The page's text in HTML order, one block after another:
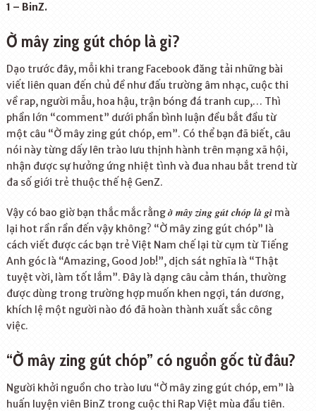
1 – BinZ.
Ờ mây zing gút chóp là gì?
Dạo trước đây, mỗi khi trang Facebook đăng tải những bài
viết liên quan đến chủ đề như đấu trường âm nhạc, cuộc thi
về rap, người mẫu, hoa hậu, trận bóng đá tranh cup,… Thì
phần lớn “comment” dưới phần bình luận đều bắt đầu từ
một câu “Ờ mây zing gút chóp, em”. Có thể bạn đã biết, câu
nói này từng dấy lên trào lưu thịnh hành trên mạng xã hội,
nhận được sự hưởng ứng nhiệt tình và đua nhau bắt trend từ
đa số giới trẻ thuộc thế hệ GenZ.
Vậy có bao giờ bạn thắc mắc rằngờ mây zing gút chóp là gìmà
lại hot rần rần đến vậy không? “Ờ mây zing gút chóp” là
cách viết được các bạn trẻ Việt Nam chế lại từ cụm từ Tiếng
Anh góc là “Amazing, Good Job!”, dịch sát nghĩa là “Thật
tuyệt vời, làm tốt lắm”. Đây là dạng câu cảm thán, thường
được dùng trong trường hợp muốn khen ngợi, tán dương,
khích lệ một người nào đó đã hoàn thành xuất sắc công
việc.
“Ờ mây zing gút chóp” có nguồn gốc từ đâu?
Người khởi nguồn cho trào lưu “Ờ mây zing gút chóp, em” là
huấn luyện viên BinZ trong cuộc thi Rap Việt mùa đầu tiên.